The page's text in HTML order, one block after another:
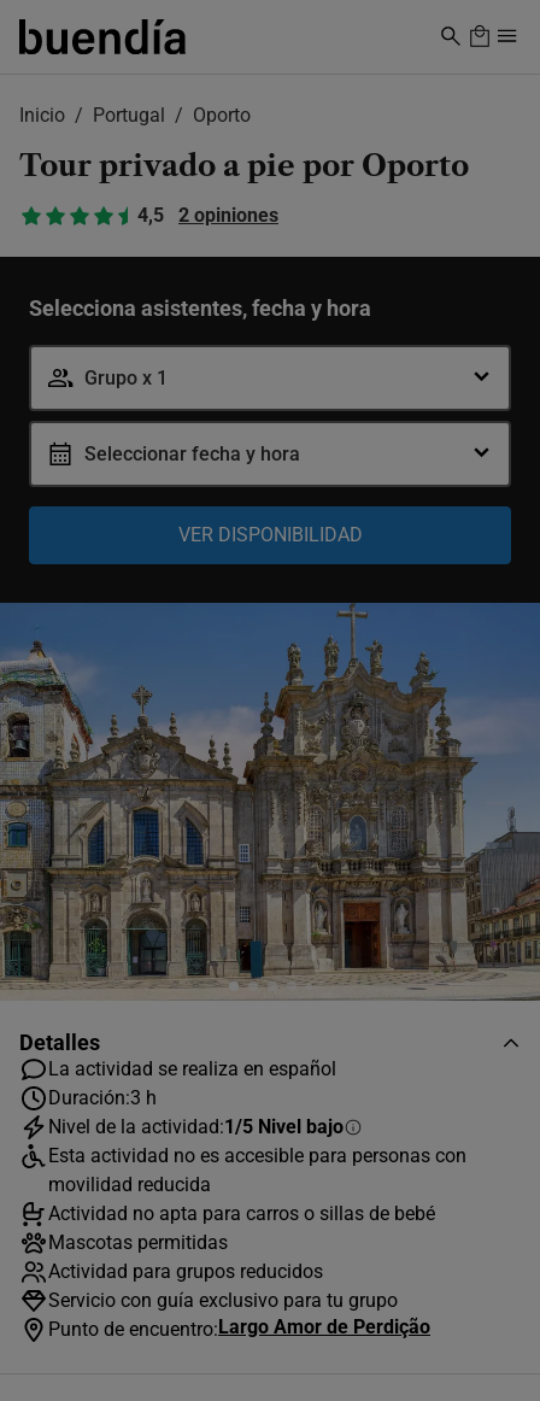
Skip
Inicio Portugal Oporto
Tour privado a pie por Oporto
4,5 2 opiniones
Selecciona asistentes, fecha y hora
Grupo x 1
Grupo
1-2 personas
Grupo
3-5 personas
Grupo
6-9 personas
Seleccionar fecha y hora
Detalles
La actividad se realiza en español
Duración:3 h
Nivel de la actividad:1/5 Nivel bajo
Esta actividad no es accesible para personas con
movilidad reducida
Actividad no apta para carros o sillas de bebé
Mascotas permitidas
Actividad para grupos reducidos
Servicio con guía exclusivo para tu grupo
Punto de encuentro:Largo Amor de Perdição